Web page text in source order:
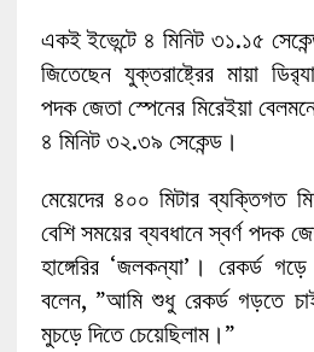
একই ইভেন্টে ৪ মিনিট ৩১.১৫
জিতেছেন যুক্তরাষ্ট্রের মায়া
পদক জেতা স্পেনের মিরেইয়া
৪ মিনিট ৩২.৩৯ সেকেন্ড।
মেয়েদের ৪০০ মিটার ব্যক্তিগত
বেশি সময়ের ব্যবধানে স্বর্ণ পদক
হাঙ্গেরির ‘জলকন্যা’। রেকর্ড
বলেন, ”আমি শুধু রেকর্ড গড়তে
মুচড়ে দিতে চেয়েছিলাম।”